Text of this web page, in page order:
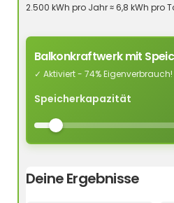
2.500 kWh pro Jahr ≈ 6,8 kWh pro
Balkonkraftwerk mit
✓ Aktiviert - 74% Eigenverbrauch!
Speicherkapazität
Deine Ergebnisse